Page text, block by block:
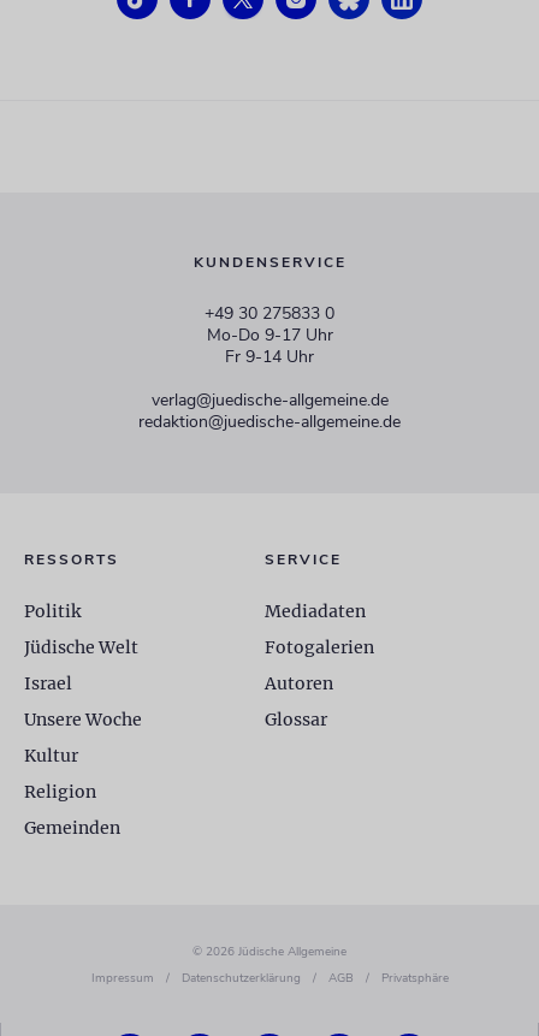
KUNDENSERVICE
+49 30 275833 0
Mo-Do 9-17 Uhr
Fr 9-14 Uhr
verlag@juedische-allgemeine.de
redaktion@juedische-allgemeine.de
RESSORTS
Politik
Jüdische Welt
Israel
Unsere Woche
Kultur
Religion
Gemeinden
SERVICE
Mediadaten
Fotogalerien
Autoren
Glossar
© 2026 Jüdische Allgemeine
Impressum
/ Datenschutzerklärung / AGB / Privatsphäre